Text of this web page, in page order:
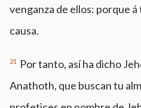
venganza de ellos: porque
causa.
21
Por tanto, así ha dicho
Anathoth, que buscan tu